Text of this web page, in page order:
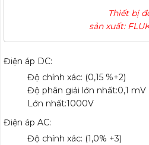
Thiết bị đo đa
sản xuất:
Điện áp DC:
Độ chính xác: (0,15 %+2)
Độ phân giải lớn nhất:0,1 mV
Lớn nhất:1000V
Điện áp AC:
Độ chính xác: (1,0% +3)